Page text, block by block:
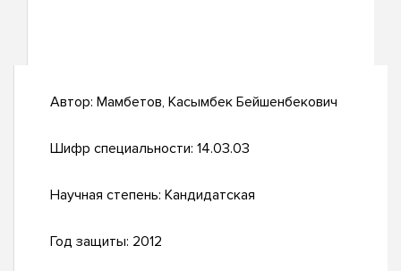
Автор: Мамбетов, Касымбек Бейшенбекович
Шифр специальности: 14.03.03
Научная степень: Кандидатская
Год защиты: 2012